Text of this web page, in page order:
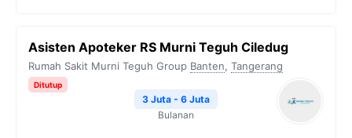
Asisten Apoteker RS Murni Teguh Ciledug
Rumah Sakit Murni Teguh Group Banten, Tangerang
Ditutup
3 Juta - 6 Juta
Bulanan